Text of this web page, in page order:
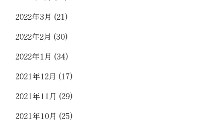
2022年3月 (21)
2022年2月 (30)
2022年1月 (34)
2021年12月 (17)
2021年11月 (29)
2021年10月 (25)